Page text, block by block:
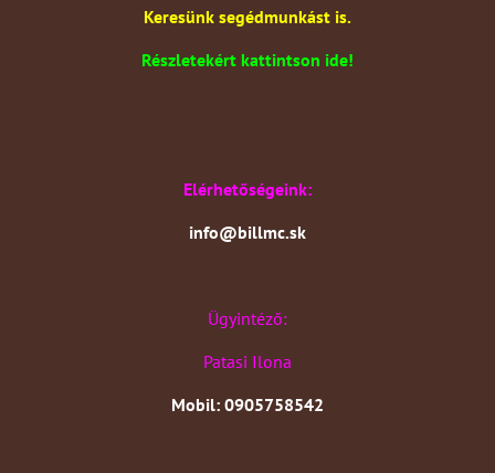
Keresünk segédmunkást is.
Részletekért kattintson ide!
Elérhetőségeink:
info@billmc.sk
Ügyintéző:
Patasi Ilona
Mobil: 0905758542